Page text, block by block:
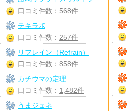
口コミ件数： 568件
テキラボ
口コミ件数： 257件
リフレイン（Refrain）
口コミ件数： 858件
カチウマの定理
口コミ件数： 1,482件
うまジェネ